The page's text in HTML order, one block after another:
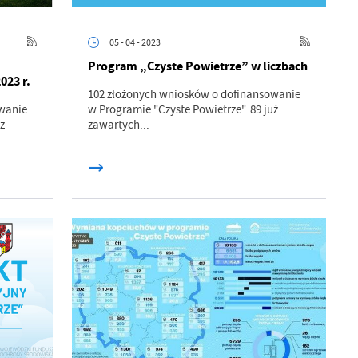
r.
05 - 04 - 2023
Program „Czyste Powietrze” w liczbach
102 złożonych wniosków o dofinansowanie
w Programie "Czyste Powietrze". 89 już
zawartych...